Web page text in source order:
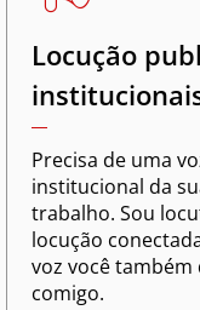
Locução
Precisa de uma
institucional da
trabalho. Sou
locução
voz você
comigo.